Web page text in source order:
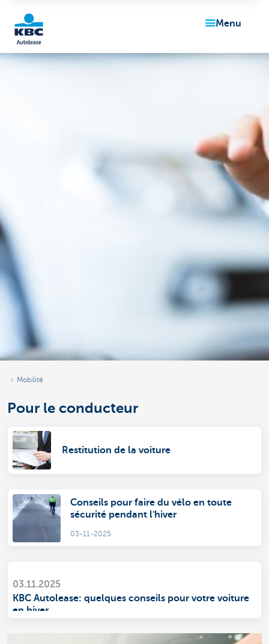
menu
Mobilité
Pour le conducteur
Restitution de la voiture
Conseils pour faire du vélo en toute
sécurité pendant l'hiver
03-11-2025
03.11.2025
KBC Autolease: quelques conseils pour votre voiture
en hiver